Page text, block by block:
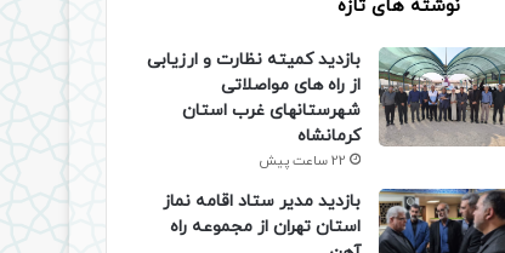
نوشته های تازه
بازدید کمیته نظارت و ارزیابی
از راه های مواصلاتی
شهرستانهای غرب استان
کرمانشاه
22 ساعت پیش
بازدید مدیر ستاد اقامه نماز
استان تهران از مجموعه راه